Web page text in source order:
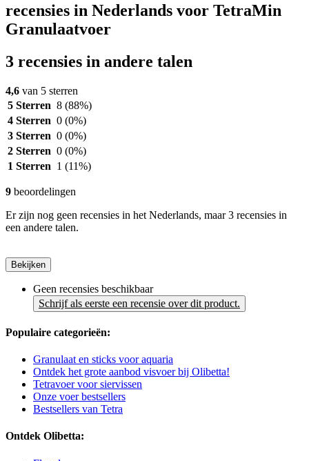
recensies in Nederlands voor TetraMin
Granulaatvoer
3 recensies in andere talen
4,6 van 5 sterren
5 Sterren 8 (88%)
4 Sterren 0 (0%)
3 Sterren 0 (0%)
2 Sterren 0 (0%)
1 Sterren 1 (11%)
9 beoordelingen
Er zijn nog geen recensies in het Nederlands, maar 3 recensies in
een andere talen.
Bekijken
Geen recensies beschikbaar
Schrijf als eerste een recensie over dit product.
Populaire categorieën:
Granulaat en sticks voor aquaria
Ontdek het grote aanbod visvoer bij Olibetta!
Tetravoer voor siervissen
Onze voer bestsellers
Bestsellers van Tetra
Ontdek Olibetta: